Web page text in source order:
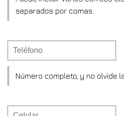
separados por comas.
Teléfono
*
Número completo, y no olvide
Celular